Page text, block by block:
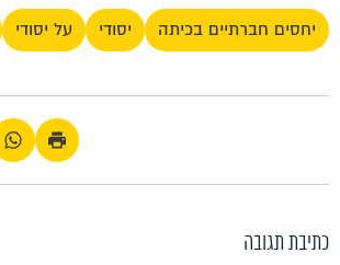
יחסים חברתיים בכיתה יסודי על יסודי
כתיבת תגובה